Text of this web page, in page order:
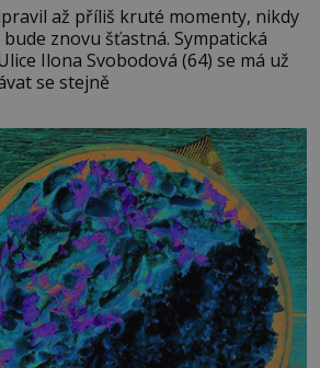
až příliš kruté momenty, nikdy
šťastná. Sympatická
Ilona Svobodová (64) se má už
se stejně